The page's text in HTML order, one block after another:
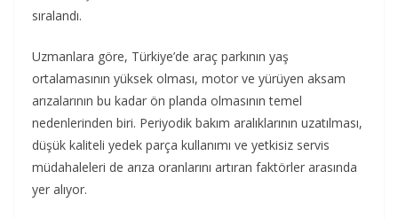
sıralandı.
Uzmanlara göre, Türkiye’de araç parkının yaş
ortalamasının yüksek olması, motor ve yürüyen aksam
arızalarının bu kadar ön planda olmasının temel
nedenlerinden biri. Periyodik bakım aralıklarının uzatılması,
düşük kaliteli yedek parça kullanımı ve yetkisiz servis
müdahaleleri de arıza oranlarını artıran faktörler arasında
yer alıyor.